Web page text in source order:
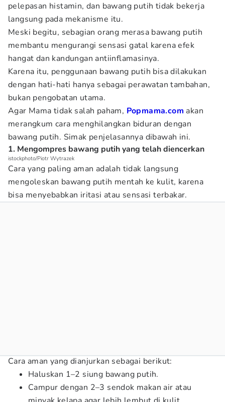
pelepasan histamin, dan bawang putih tidak bekerja
langsung pada mekanisme itu.
Meski begitu, sebagian orang merasa bawang putih
membantu mengurangi sensasi gatal karena efek
hangat dan kandungan antiinflamasinya.
Karena itu, penggunaan bawang putih bisa dilakukan
dengan hati-hati hanya sebagai perawatan tambahan,
bukan pengobatan utama.
Agar Mama tidak salah paham, Popmama.com akan
merangkum cara menghilangkan biduran dengan
bawang putih. Simak penjelasannya dibawah ini.
1. Mengompres bawang putih yang telah diencerkan
istockphoto/Piotr Wytrazek
Cara yang paling aman adalah tidak langsung
mengoleskan bawang putih mentah ke kulit, karena
bisa menyebabkan iritasi atau sensasi terbakar.
Cara aman yang dianjurkan sebagai berikut:
Haluskan 1–2 siung bawang putih.
Campur dengan 2–3 sendok makan air atau